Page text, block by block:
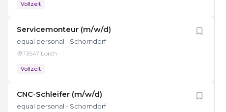
Vollzeit
Servicemonteur (m/w/d)
equal personal - Schorndorf
73547 Lorch
Vollzeit
CNC-Schleifer (m/w/d)
equal personal - Schorndorf